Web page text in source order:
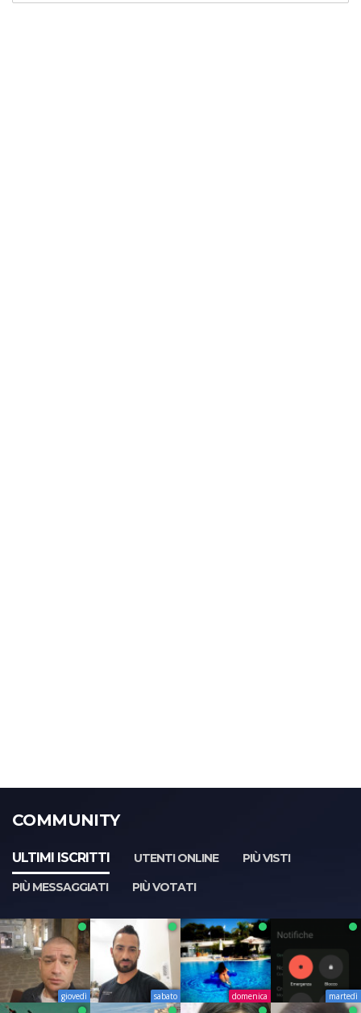
COMMUNITY
ULTIMI ISCRITTI UTENTI ONLINE
PIÙ VISTI
PIÙ MESSAGGIATI
PIÙ VOTATI
giovedì sabato domenica martedì